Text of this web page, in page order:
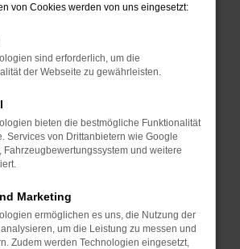
Browsererweiterungen.
wie Werbeblocker,
Laden bestimmter Seiten
die Seite in einem
Gerät neu.
helfen, vorübergehende
beheben.
auf dem neuesten Stand
birgt nicht nur ein
von Cookies werden von uns eingesetzt:
sind erforderlich, um die
der Webseite zu gewährleisten.
bieten die bestmögliche Funktionalität
Services von Drittanbietern wie Google
Fahrzeugbewertungssystem und weitere
Marketing
ermöglichen es uns, die Nutzung der
um die Leistung zu messen und
Zudem werden Technologien eingesetzt,